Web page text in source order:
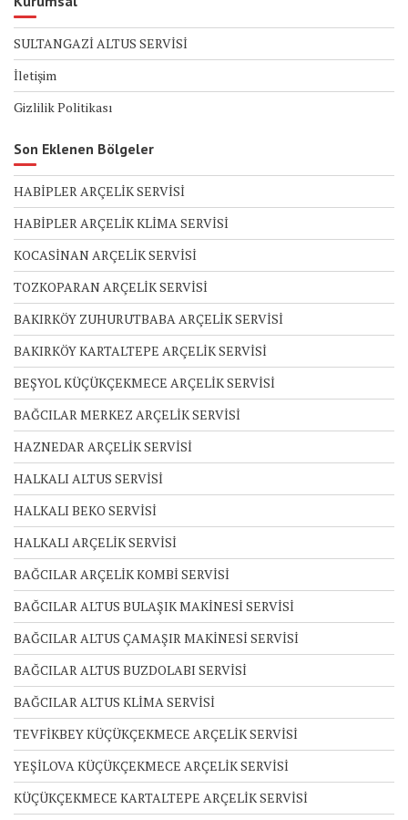
SULTANGAZİ ALTUS SERVİSİ
İletişim
Gizlilik Politikası
Son Eklenen Bölgeler
HABİPLER ARÇELİK SERVİSİ
HABİPLER ARÇELİK KLİMA SERVİSİ
KOCASİNAN ARÇELİK SERVİSİ
TOZKOPARAN ARÇELİK SERVİSİ
BAKIRKÖY ZUHURUTBABA ARÇELİK SERVİSİ
BAKIRKÖY KARTALTEPE ARÇELİK SERVİSİ
BEŞYOL KÜÇÜKÇEKMECE ARÇELİK SERVİSİ
BAĞCILAR MERKEZ ARÇELİK SERVİSİ
HAZNEDAR ARÇELİK SERVİSİ
HALKALI ALTUS SERVİSİ
HALKALI BEKO SERVİSİ
HALKALI ARÇELİK SERVİSİ
BAĞCILAR ARÇELİK KOMBİ SERVİSİ
BAĞCILAR ALTUS BULAŞIK MAKİNESİ SERVİSİ
BAĞCILAR ALTUS ÇAMAŞIR MAKİNESİ SERVİSİ
BAĞCILAR ALTUS BUZDOLABI SERVİSİ
BAĞCILAR ALTUS KLİMA SERVİSİ
TEVFİKBEY KÜÇÜKÇEKMECE ARÇELİK SERVİSİ
YEŞİLOVA KÜÇÜKÇEKMECE ARÇELİK SERVİSİ
KÜÇÜKÇEKMECE KARTALTEPE ARÇELİK SERVİSİ